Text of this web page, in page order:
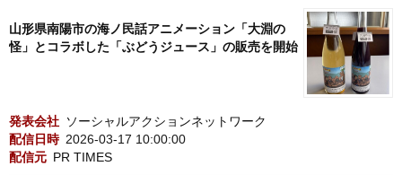
山形県南陽市の海ノ民話アニメーション「大淵の
怪」とコラボした「ぶどうジュース」の販売を開始
発表会社 ソーシャルアクションネットワーク
配信日時 2026-03-17 10:00:00
配信元 PR TIMES